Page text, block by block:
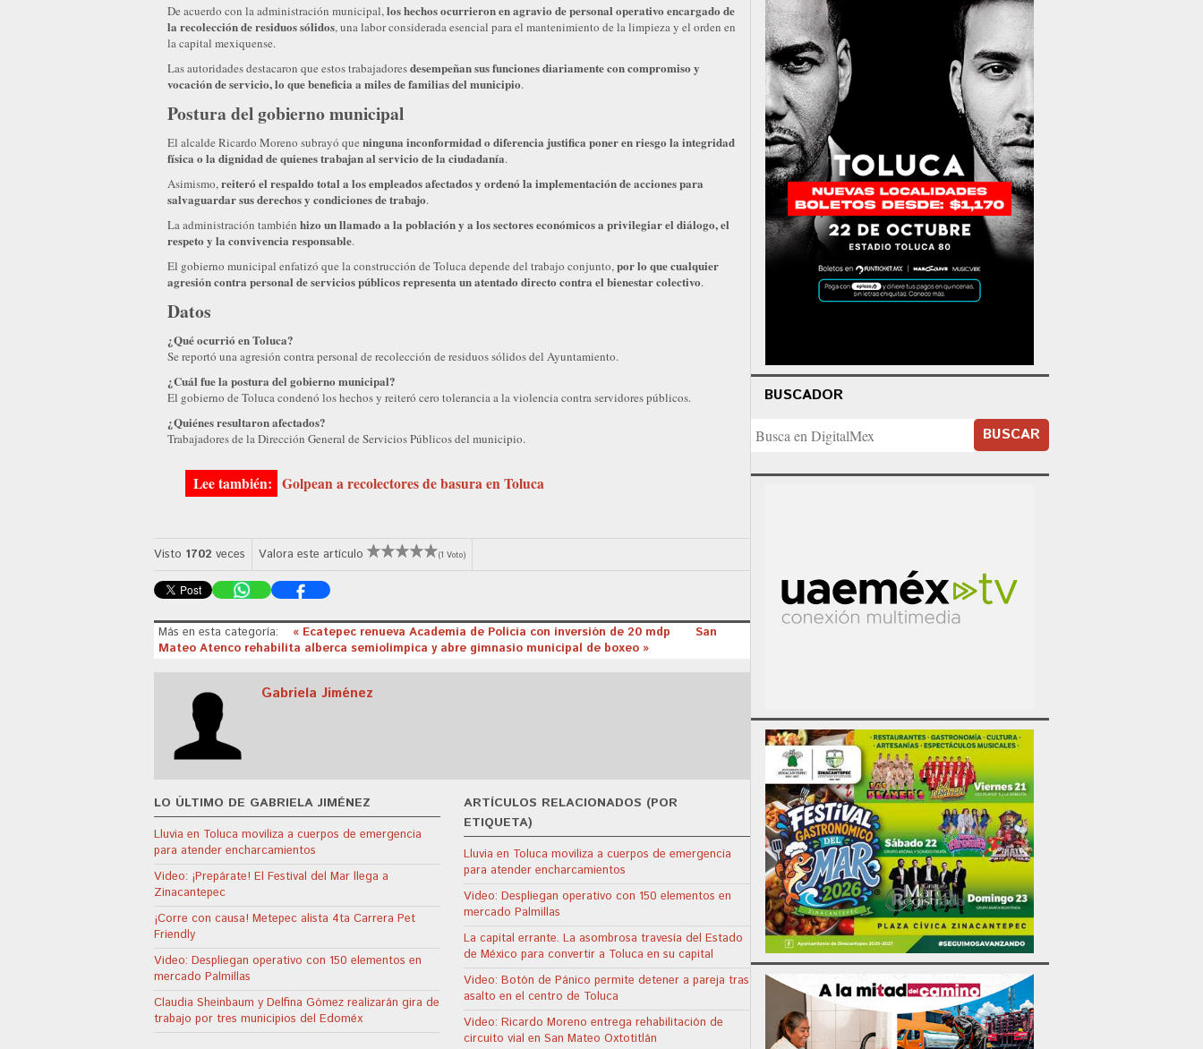
De acuerdo con la administración municipal,los hechos ocurrieron en agravio de personal operativo encargado de
la recolección de residuos sólidos, una labor considerada esencial para el mantenimiento de la limpieza y el orden en
la capital mexiquense.
Las autoridades destacaron que estos trabajadoresdesempeñan sus funciones diariamente con compromiso y
vocación de servicio, lo que beneficia a miles de familias del municipio.
Postura del gobierno municipal
El alcalde Ricardo Moreno subrayó que ninguna inconformidad o diferencia justifica poner en riesgo la integridad
física o la dignidad de quienes trabajan al servicio de la ciudadanía.
Asimismo,reiteró el respaldo total a los empleados afectados y ordenó la implementación de acciones para
salvaguardar sus derechos y condiciones de trabajo.
La administración también hizo un llamado a la población y a los sectores económicos a privilegiar el diálogo, el
respeto y la convivencia responsable.
El gobierno municipal enfatizó que la construcción de Toluca depende del trabajo conjunto,por lo que cualquier
agresión contra personal de servicios públicos representa un atentado directo contra el bienestar colectivo.
Datos
¿Qué ocurrió en Toluca?
Se reportó una agresión contra personal de recolección de residuos sólidos del Ayuntamiento.
¿Cuál fue la postura del gobierno municipal?
El gobierno de Toluca condenó los hechos y reiteró cero tolerancia a la violencia contra servidores públicos.
¿Quiénes resultaron afectados?
Trabajadores de la Dirección General de Servicios Públicos del municipio.
Golpean a recolectores de basura en Toluca
Visto 1702 veces Valora este artículo (1 Voto)
Más en esta categoría: « Ecatepec renueva Academia de Policía con inversión de 20 mdp
San
Mateo Atenco rehabilita alberca semiolímpica y abre gimnasio municipal de boxeo »
Gabriela Jiménez
LO ÚLTIMO DE GABRIELA JIMÉNEZ
Lluvia en Toluca moviliza a cuerpos de emergencia
para atender encharcamientos
Video: ¡Prepárate! El Festival del Mar llega a
Zinacantepec
¡Corre con causa! Metepec alista 4ta Carrera Pet
Friendly
Video: Despliegan operativo con 150 elementos en
mercado Palmillas
Claudia Sheinbaum y Delfina Gómez realizarán gira de
trabajo por tres municipios del Edoméx
ARTÍCULOS RELACIONADOS (POR
ETIQUETA)
Lluvia en Toluca moviliza a cuerpos de emergencia
para atender encharcamientos
Video: Despliegan operativo con 150 elementos en
mercado Palmillas
La capital errante. La asombrosa travesía del Estado
de México para convertir a Toluca en su capital
Video: Botón de Pánico permite detener a pareja tras
asalto en el centro de Toluca
Video: Ricardo Moreno entrega rehabilitación de
circuito vial en San Mateo Oxtotitlán
BUSCADOR
BUSCAR